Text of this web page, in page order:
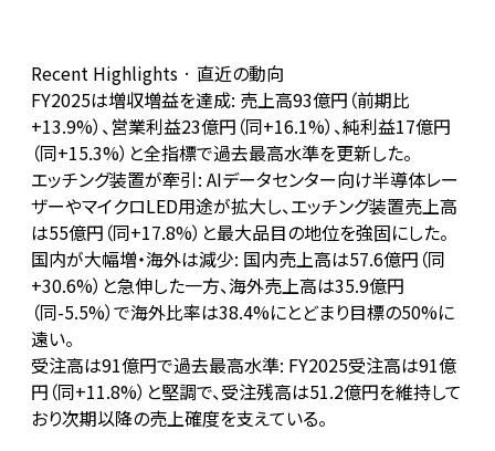
Recent Highlights · 直近の動向
FY2025は増収増益を達成: 売上高93億円（前期比
+13.9%）、営業利益23億円（同+16.1%）、純利益17億円
（同+15.3%）と全指標で過去最高水準を更新した。
エッチング装置が牽引: AIデータセンター向け半導体レー
ザーやマイクロLED用途が拡大し、エッチング装置売上高
は55億円（同+17.8%）と最大品目の地位を強固にした。
国内が大幅増・海外は減少: 国内売上高は57.6億円（同
+30.6%）と急伸した一方、海外売上高は35.9億円
（同-5.5%）で海外比率は38.4%にとどまり目標の50%に
遠い。
受注高は91億円で過去最高水準: FY2025受注高は91億
円（同+11.8%）と堅調で、受注残高は51.2億円を維持して
おり次期以降の売上確度を支えている。